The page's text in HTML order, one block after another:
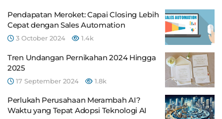
Pendapatan Meroket: Capai Closing Lebih
Cepat dengan Sales Automation
3 October 2024 1.4k
Tren Undangan Pernikahan 2024 Hingga
2025
17 September 2024 1.8k
Perlukah Perusahaan Merambah AI?
Waktu yang Tepat Adopsi Teknologi AI